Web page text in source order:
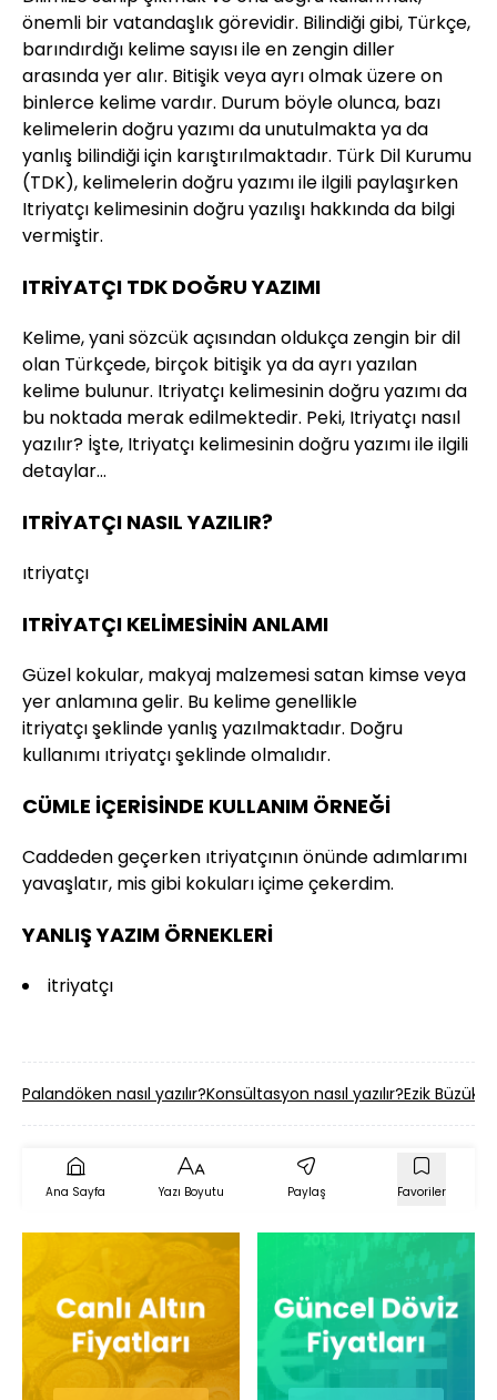
önemli bir vatandaşlık görevidir. Bilindiği gibi, Türkçe,
barındırdığı kelime sayısı ile en zengin diller
arasında yer alır. Bitişik veya ayrı olmak üzere on
binlerce kelime vardır. Durum böyle olunca, bazı
kelimelerin doğru yazımı da unutulmakta ya da
yanlış bilindiği için karıştırılmaktadır. Türk Dil Kurumu
(TDK), kelimelerin doğru yazımı ile ilgili paylaşırken
Itriyatçı kelimesinin doğru yazılışı hakkında da bilgi
vermiştir.
ITRİYATÇI TDK DOĞRU YAZIMI
Kelime, yani sözcük açısından oldukça zengin bir dil
olan Türkçede, birçok bitişik ya da ayrı yazılan
kelime bulunur. Itriyatçı kelimesinin doğru yazımı da
bu noktada merak edilmektedir. Peki, Itriyatçı nasıl
yazılır? İşte, Itriyatçı kelimesinin doğru yazımı ile ilgili
detaylar…
ITRİYATÇI NASIL YAZILIR?
ıtriyatçı
ITRİYATÇI KELİMESİNİN ANLAMI
Güzel kokular, makyaj malzemesi satan kimse veya
yer anlamına gelir. Bu kelime genellikle
itriyatçı şeklinde yanlış yazılmaktadır. Doğru
kullanımı ıtriyatçı şeklinde olmalıdır.
CÜMLE İÇERİSİNDE KULLANIM ÖRNEĞİ
Caddeden geçerken ıtriyatçının önünde adımlarımı
yavaşlatır, mis gibi kokuları içime çekerdim.
YANLIŞ YAZIM ÖRNEKLERİ
itriyatçı
Palandöken nasıl yazılır?Konsültasyon nasıl yazılır?Ezik Büzük
Ana Sayfa Yazı Boyutu Paylaş Favoriler